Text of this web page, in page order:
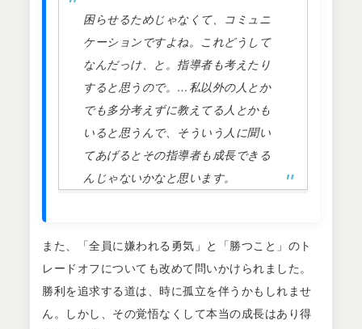
困らせるためじゃなくて、コミュニ
ケーションですよね。これどうして
なんだっけ、と。指導者も考えたり
すると思うので。…私以外の人とか
でも多分考えずに教えてる人とかも
いると思うんで、そういう人に聞い
てあげるとその指導者も成長できる
んじゃないかなと思います。
また、「全員に嫌われる勇気」と「勝つこと」のト
レードオフについても改めて問いかけられました。
勝利を追求する道は、時に孤立を伴うかもしれませ
ん。しかし、その覚悟なくして本当の成長はあり得